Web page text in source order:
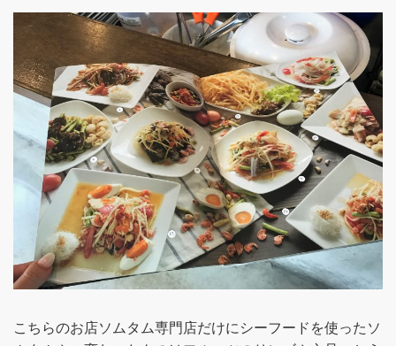
こちらのお店ソムタム専門店だけにシーフードを使ったソ